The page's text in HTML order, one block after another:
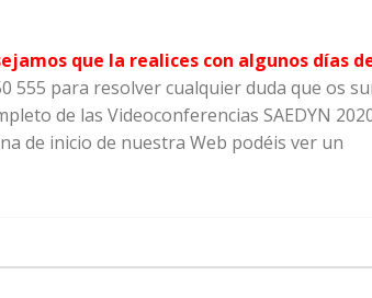
que la realices con algunos días
555 para resolver cualquier duda que os
de las Videoconferencias SAEDYN
de inicio de nuestra Web podéis ver un